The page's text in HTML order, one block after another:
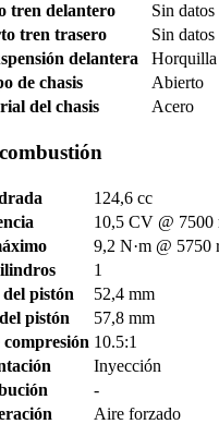
tren delantero
Sin datos
tren trasero
Sin datos
delantera
Horquilla
de chasis
Abierto
del chasis
Acero
124,6 cc
10,5 CV @ 7500
9,2 N·m @ 5750
1
pistón
52,4 mm
pistón
57,8 mm
10.5:1
Inyección
-
Aire forzado